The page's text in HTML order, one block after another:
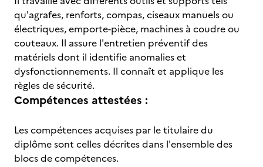
qu'agrafes, renforts, compas, ciseaux manuels ou
électriques, emporte-pièce, machines à coudre ou
couteaux. Il assure l'entretien préventif des
matériels dont il identifie anomalies et
dysfonctionnements. Il connaît et applique les
règles de sécurité.
Compétences attestées :
Les compétences acquises par le titulaire du
diplôme sont celles décrites dans l'ensemble des
blocs de compétences.